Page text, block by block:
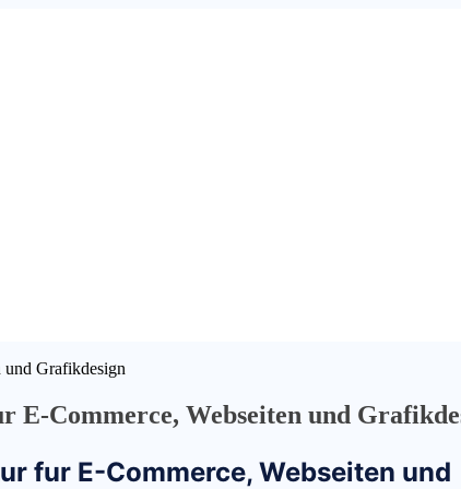
und Grafikdesign
Commerce, Webseiten und
fur E-Commerce, Webseiten und